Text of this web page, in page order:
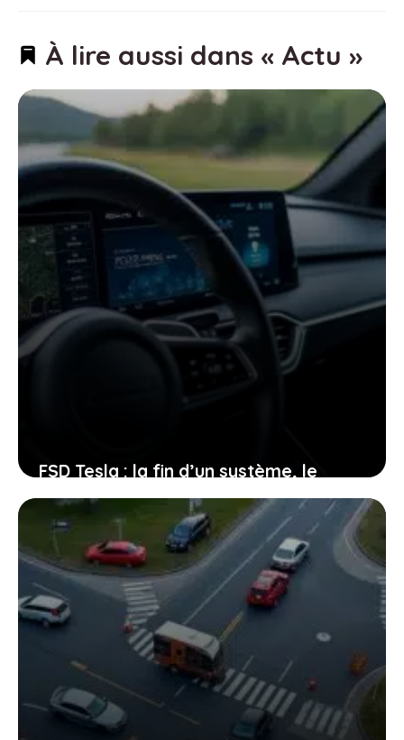
À lire aussi dans « Actu »
FSD Tesla : la fin d’un système, le
début d’une révolution dans votre
voiture
21 janvier 2026